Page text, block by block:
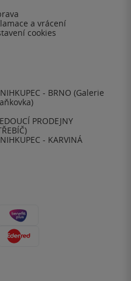
a vrácení
cookies
- BRNO (Galerie
PRODEJNY
- KARVINÁ